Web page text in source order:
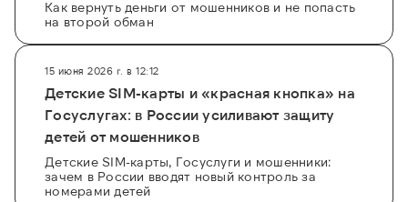
Как вернуть деньги от мошенников и не попасть
на второй обман
15 июня 2026 г. в 12:12
Детские SIM-карты и «красная кнопка» на
Госуслугах: в России усиливают защиту
детей от мошенников
Детские SIM-карты, Госуслуги и мошенники:
зачем в России вводят новый контроль за
номерами детей